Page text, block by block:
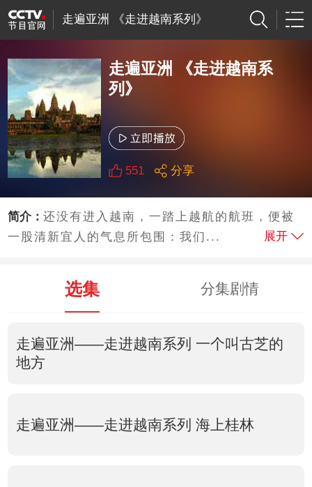
走遍亚洲 《走进越南系列》
走遍亚洲 《走进越南系
列》
551 分享
简介：还没有进入越南，一踏上越航的航班，便被
一股清新宜人的气息所包围：我们...
展开
选集 分集剧情
走遍亚洲——走进越南系列 一个叫古芝的
地方
走遍亚洲——走进越南系列 海上桂林